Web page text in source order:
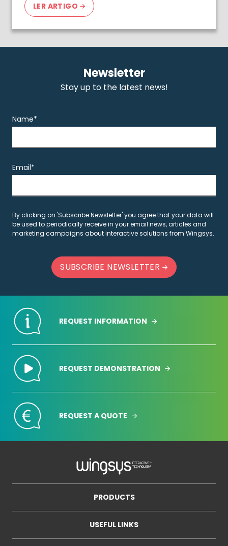
LER ARTIGO
Newsletter
Stay up to the latest news!
Name*
Email*
By clicking on 'Subscribe Newsletter' you agree that your data will
be used to periodically receive in your email news, articles and
marketing campaigns about interactive solutions from Wingsys.
SUBSCRIBE NEWSLETTER
REQUEST INFORMATION
REQUEST DEMONSTRATION
REQUEST A QUOTE
PRODUCTS
USEFUL LINKS